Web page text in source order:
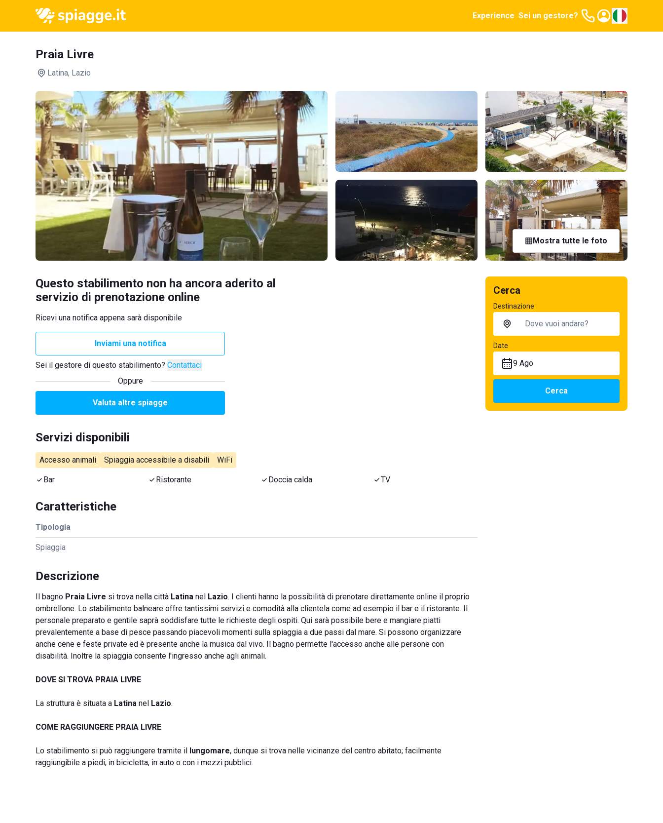
Experience Sei un gestore?
Praia Livre
Latina, Lazio
Mostra tutte le foto
Questo stabilimento non ha ancora aderito al
servizio di prenotazione online
Ricevi una notifica appena sarà disponibile
Inviami una notifica
Sei il gestore di questo stabilimento? Contattaci
Oppure
Valuta altre spiagge
Servizi disponibili
Accesso animali Spiaggia accessibile a disabili WiFi
Bar Ristorante Doccia calda TV
Caratteristiche
Tipologia
Spiaggia
Descrizione
Il bagno Praia Livre si trova nella città Latina nel Lazio. I clienti hanno la possibilità di prenotare direttamente online il proprio
ombrellone. Lo stabilimento balneare offre tantissimi servizi e comodità alla clientela come ad esempio il bar e il ristorante. Il
personale preparato e gentile saprà soddisfare tutte le richieste degli ospiti. Qui sarà possibile bere e mangiare piatti
prevalentemente a base di pesce passando piacevoli momenti sulla spiaggia a due passi dal mare. Si possono organizzare
anche cene e feste private ed è presente anche la musica dal vivo. Il bagno permette l'accesso anche alle persone con
disabilità. Inoltre la spiaggia consente l'ingresso anche agli animali.
DOVE SI TROVA PRAIA LIVRE
La struttura è situata a Latina nel Lazio.
COME RAGGIUNGERE PRAIA LIVRE
Lo stabilimento si può raggiungere tramite il lungomare, dunque si trova nelle vicinanze del centro abitato; facilmente
raggiungibile a piedi, in bicicletta, in auto o con i mezzi pubblici.
Cerca
Destinazione
Date
9 Ago
Cerca